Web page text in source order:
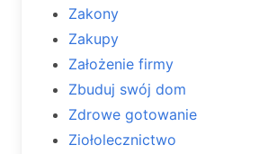
Zakony
Zakupy
Założenie firmy
Zbuduj swój dom
Zdrowe gotowanie
Ziołolecznictwo